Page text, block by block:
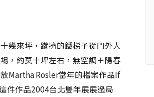
幾來坪，蹴擠的鐵梯子從門外人
，約莫十坪左右，無空調＋陽春
Martha Rosler當年的檔案作品If
件作品2004台北雙年展展過局